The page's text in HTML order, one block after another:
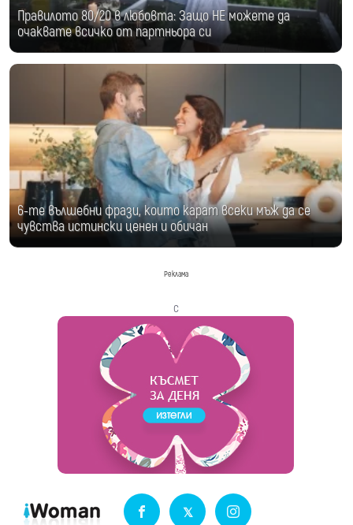
Правилото 80/20 в любовта: Защо НЕ можете да
очаквате всичко от партньора си
6-те вълшебни фрази, които карат всеки мъж да се
чувства истински ценен и обичан
Реклама
с